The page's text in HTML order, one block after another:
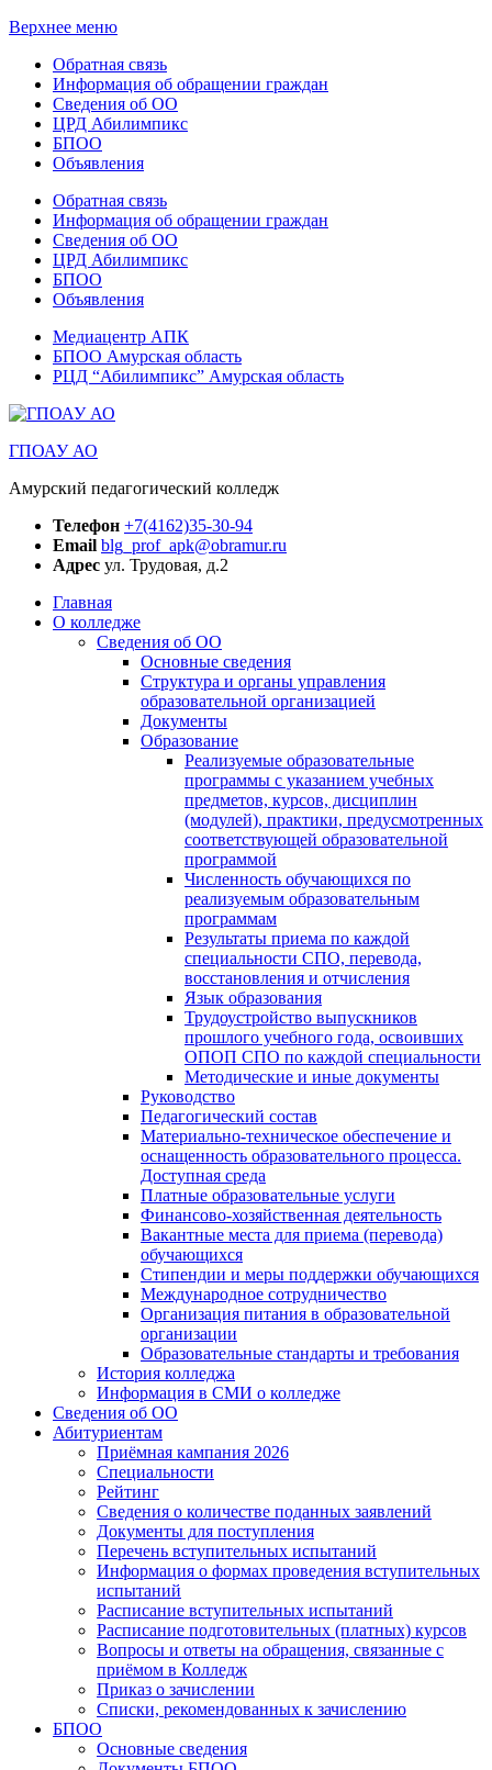
Верхнее меню
Обратная связь
Информация об обращении граждан
Сведения об ОО
ЦРД Абилимпикс
БПОО
Объявления
Обратная связь
Информация об обращении граждан
Сведения об ОО
ЦРД Абилимпикс
БПОО
Объявления
Медиацентр АПК
БПОО Амурская область
РЦД “Абилимпикс” Амурская область
ГПОАУ АО
Амурский педагогический колледж
Телефон +7(4162)35-30-94
Email blg_prof_apk@obramur.ru
Адрес ул. Трудовая, д.2
Главная
О колледже
Сведения об ОО
Основные сведения
Структура и органы управления
образовательной организацией
Документы
Образование
Реализуемые образовательные
программы с указанием учебных
предметов, курсов, дисциплин
(модулей), практики, предусмотренных
соответствующей образовательной
программой
Численность обучающихся по
реализуемым образовательным
программам
Результаты приема по каждой
специальности СПО, перевода,
восстановления и отчисления
Язык образования
Трудоустройство выпускников
прошлого учебного года, освоивших
ОПОП СПО по каждой специальности
Методические и иные документы
Руководство
Педагогический состав
Материально-техническое обеспечение и
оснащенность образовательного процесса.
Доступная среда
Платные образовательные услуги
Финансово-хозяйственная деятельность
Вакантные места для приема (перевода)
обучающихся
Стипендии и меры поддержки обучающихся
Международное сотрудничество
Организация питания в образовательной
организации
Образовательные стандарты и требования
История колледжа
Информация в СМИ о колледже
Сведения об ОО
Абитуриентам
Приёмная кампания 2026
Специальности
Рейтинг
Сведения о количестве поданных заявлений
Документы для поступления
Перечень вступительных испытаний
Информация о формах проведения вступительных
испытаний
Расписание вступительных испытаний
Расписание подготовительных (платных) курсов
Вопросы и ответы на обращения, связанные с
приёмом в Колледж
Приказ о зачислении
Списки, рекомендованных к зачислению
БПОО
Основные сведения